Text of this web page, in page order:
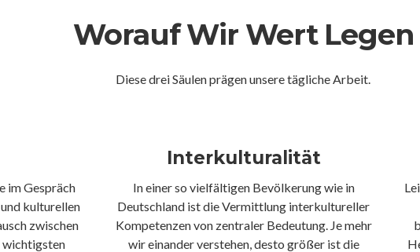
Worauf Wir Wert Legen
Diese drei Säulen prägen unsere tägliche Arbeit.
im Gespräch
kulturellen
zwischen
wichtigsten
Interkulturalität
In einer so vielfältigen Bevölkerung wie in
Deutschland ist die Vermittlung interkultureller
Kompetenzen von zentraler Bedeutung. Je mehr
wir einander verstehen, desto größer ist die